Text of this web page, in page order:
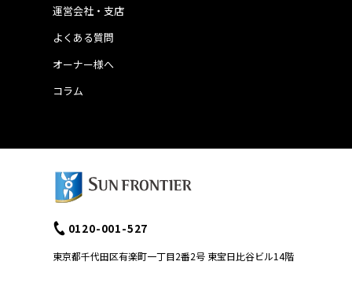
運営会社・支店
よくある質問
オーナー様へ
コラム
0120-001-527
東京都千代田区有楽町一丁目2番2号 東宝日比谷ビル14階